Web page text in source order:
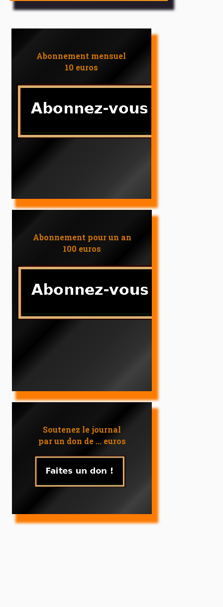
Abonnement mensuel
10 euros
Abonnement pour un an
100 euros
Soutenez le journal
par un don de ... euros